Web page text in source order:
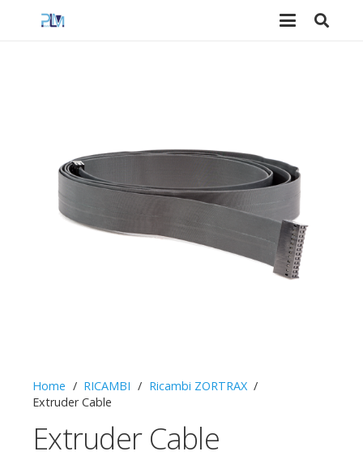
Home / RICAMBI / Ricambi ZORTRAX /
Extruder Cable
Extruder Cable